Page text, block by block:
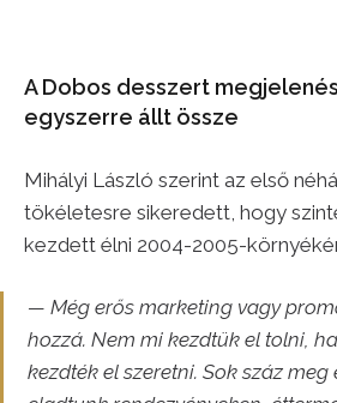
A Dobos desszert
egyszerre állt össze
Mihályi László szerint az első
tökéletesre sikeredett, hogy
kezdett élni 2004-2005-
— Még erős marketing vagy
hozzá. Nem mi kezdtük el tolni,
kezdték el szeretni. Sok száz